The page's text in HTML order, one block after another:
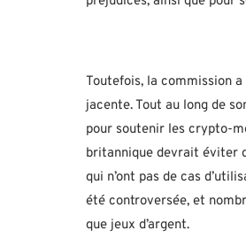
Toutefois, la commission
jacente. Tout au long de
pour soutenir les crypto-
britannique devrait éviter
qui n’ont pas de cas
été controversée, et
que jeux d’argent.